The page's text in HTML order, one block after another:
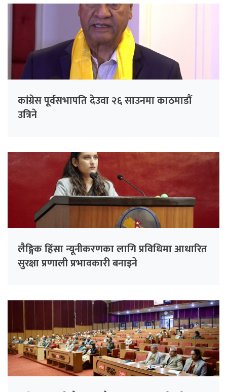
कांग्रेस पूर्वसभापति देउवा २६ साउनमा काठमाडौं
उत्रिने
लैङ्गिक हिंसा न्यूनीकरणका लागि प्रविधिमा आधारित
सुरक्षा प्रणाली प्रभावकारी बनाइने